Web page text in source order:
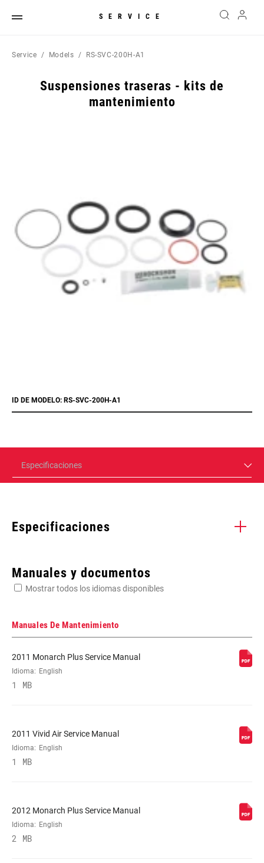
SERVICE
Service Models RS-SVC-200H-A1
Suspensiones traseras - kits de
mantenimiento
ID DE MODELO: RS-SVC-200H-A1
Especificaciones
Especificaciones
MODEL (SERVICE
KITS)
(SERVICE KITS)
SUSPENSION
Manuales y documentos
Mostrar todos los idiomas disponibles
Manuales De Mantenimiento
2011 Monarch Plus Service Manual
Idioma: English
1 MB
2011 Vivid Air Service Manual
Idioma: English
1 MB
2012 Monarch Plus Service Manual
Idioma: English
2 MB